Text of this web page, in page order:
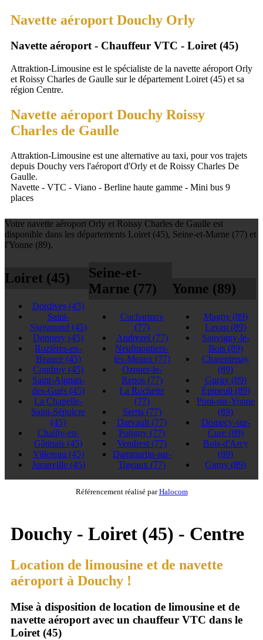
Navette aéroport Douchy Orly
Navette aéroport - Chauffeur VTC - Loiret (45)
Attraktion-Limousine est le spécialiste de la navette aéroport Orly
et Roissy Charles de Gaulle sur le département Loiret (45) et sa
région Centre.
Navette aéroport Douchy Roissy
Charles de Gaulle
Attraktion-Limousine est une alternative au taxi, pour vos trajets
depuis Douchy vers l'aéroport d'Orly et de Roissy Charles De
Gaulle.
Navette - VTC - Viano - Berline haute gamme - Mini bus 9
places
Votre navette aéroport Orly et Roissy Charles de Gaulle est
disponible dans les départements Loiret (45), Seine-et-Marne (77) et
l'Yonne (89).
Loiret (45)
Dordives(45)
Saint-
Sigismond (45)
Donnery(45)
Rozières-en-
Beauce (45)
Coudroy(45)
Saint-Aignan-
des-Gués (45)
La Chapelle-
Saint-Sépulcre
(45)
Chailly-en-
Gâtinais(45)
Villereau (45)
Juranville (45)
Seine-et-
Marne (77)
Cucharmoy
(77)
Andrezel (77)
Neufmontiers-
lès-Meaux (77)
Ozouer-le-
Repos (77)
La Rochette
(77)
Serris (77)
Darvault(77)
Poligny(77)
Vendrest(77)
Dammartin-sur-
Tigeaux(77)
Yonne (89)
Magny (89)
Lavau(89)
Sauvigny-le-
Bois (89)
Charentenay
(89)
Gurgy (89)
Épineuil (89)
Pont-sur-Yonne
(89)
Domecy-sur-
Cure (89)
Bois-d'Arcy
(89)
Gigny(89)
Référencement réalisé parHalocom
Douchy - Loiret (45) - Centre
Location de limousine et de navette
aéroport à Douchy !
Mise à disposition de location de limousine et de
navette aéroport avec un chauffeur VTC dans le
Loiret (45)